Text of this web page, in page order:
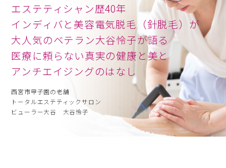
さとう式リンパケア
エステティシャン歴40年
インディバと美容電気脱毛（針脱毛）が
大人気のベテラン大谷怜子が語る
医療に頼らない真実の健康と美と
アンチエイジングのはなし
西宮市甲子園の老舗
トータルエステティックサロン
ビューラー大谷 大谷怜子